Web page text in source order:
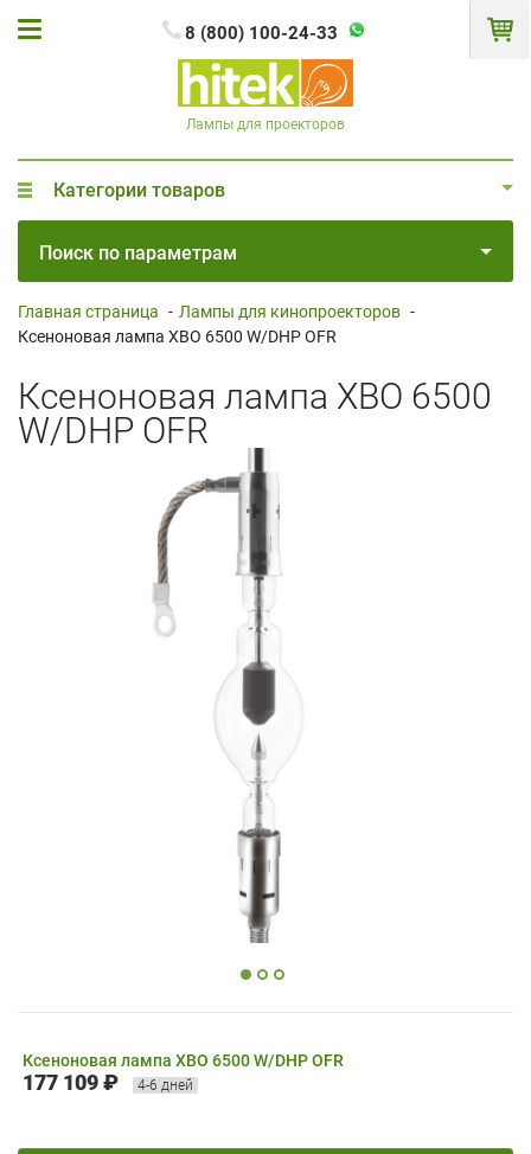
8 (800) 100-24-33
Лампы для проекторов
Категории товаров
Поиск по параметрам
Главная страница - Лампы для кинопроекторов -
Ксеноновая лампа XBO 6500 W/DHP OFR
Ксеноновая лампа XBO 6500
W/DHP OFR
Ксеноновая лампа XBO 6500 W/DHP OFR
177 109 ₽ 4-6 дней